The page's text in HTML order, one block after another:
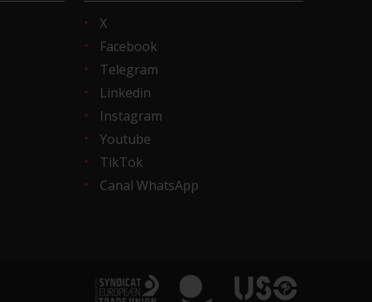
X
Facebook
Telegram
Linkedin
Instagram
Youtube
TikTok
Canal WhatsApp